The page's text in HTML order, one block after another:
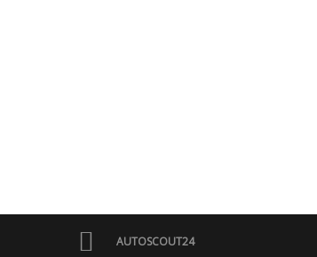
AUTOSCOUT24